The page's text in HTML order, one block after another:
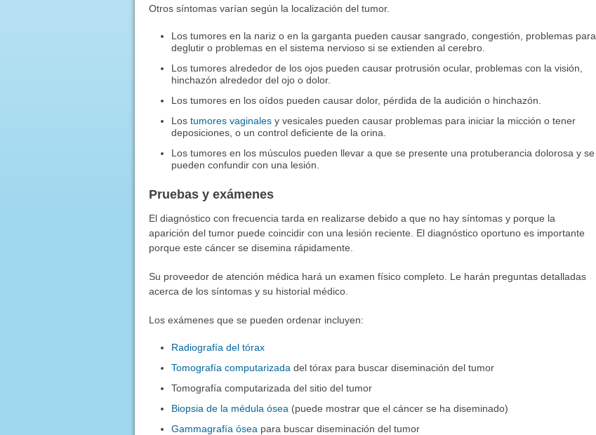
Otros síntomas varían según la localización del tumor.
Los tumores en la nariz o en la garganta pueden causar sangrado, congestión, problemas para
deglutir o problemas en el sistema nervioso si se extienden al cerebro.
Los tumores alrededor de los ojos pueden causar protrusión ocular, problemas con la visión,
hinchazón alrededor del ojo o dolor.
Los tumores en los oídos pueden causar dolor, pérdida de la audición o hinchazón.
Lostumores vaginales y vesicales pueden causar problemas para iniciar la micción o tener
deposiciones, o un control deficiente de la orina.
Los tumores en los músculos pueden llevar a que se presente una protuberancia dolorosa y se
pueden confundir con una lesión.
Pruebas y exámenes
El diagnóstico con frecuencia tarda en realizarse debido a que no hay síntomas y porque la
aparición del tumor puede coincidir con una lesión reciente. El diagnóstico oportuno es importante
porque este cáncer se disemina rápidamente.
Su proveedor de atención médica hará un examen físico completo. Le harán preguntas detalladas
acerca de los síntomas y su historial médico.
Los exámenes que se pueden ordenar incluyen:
Radiografía del tórax
Tomografía computarizada del tórax para buscar diseminación del tumor
Tomografía computarizada del sitio del tumor
Biopsia de la médula ósea (puede mostrar que el cáncer se ha diseminado)
Gammagrafía ósea para buscar diseminación del tumor